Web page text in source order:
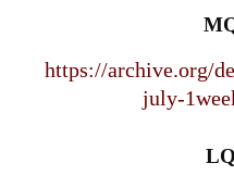
https://archive.org/
july-
LQ